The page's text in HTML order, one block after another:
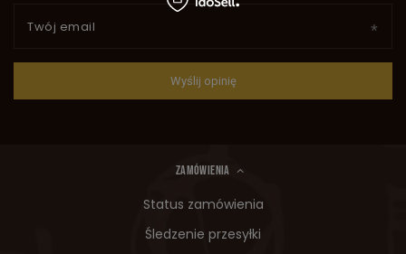
Twój email
Wyślij opinię
ZAMÓWIENIA
Status zamówienia
Śledzenie przesyłki